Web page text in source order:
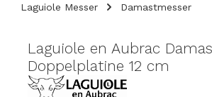
Laguiole Messer
Damastmesser
Laguiole en Aubrac
Doppelplatine 12 cm